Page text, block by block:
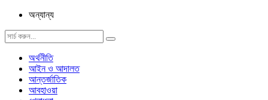
অন্যান্য
অর্থনীতি
আইন ও আদালত
আন্তর্জাতিক
আবহাওয়া